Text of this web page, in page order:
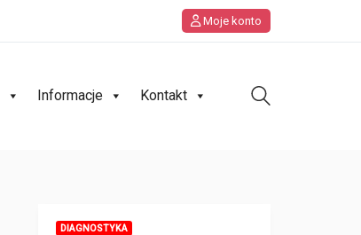
Moje konto
Informacje Kontakt
DIAGNOSTYKA